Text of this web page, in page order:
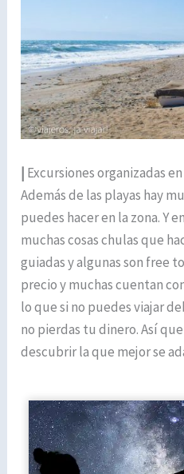
| Excursiones organizadas
Además de las playas hay
puedes hacer en la zona. Y
muchas cosas chulas que
guiadas y algunas son free
precio y muchas cuentan
lo que si no puedes viajar
no pierdas tu dinero. Así
descubrir la que mejor se